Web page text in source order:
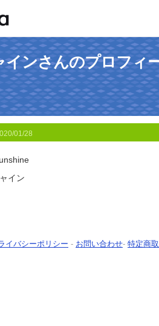
インさんのプロフィ
01/28
イン
イバシーポリシー - お問い合わせ- 特定商